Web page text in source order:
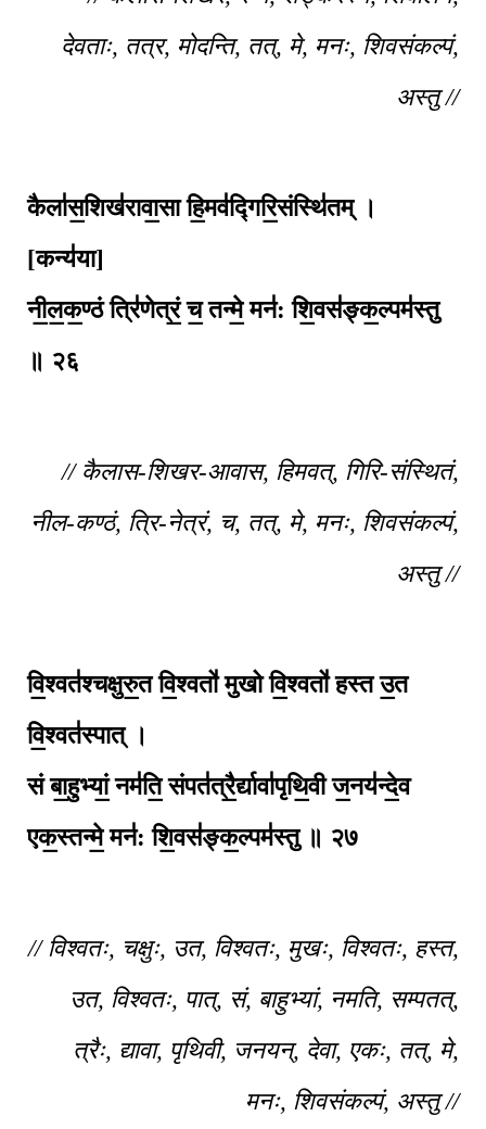
देवताः, तत्र, मोदन्ति, तत्, मे, मनः, शिवसंकल्पं,
अस्तु //
कैला॑स॒शिख॑रावा॒सा हि॒मव॑द्गिरि॒संस्थि॑तम् ।
[कन्य॑या]
नी॒ल॒क॒ण्ठं त्रि॑णेत्रं॒ च॒ तन्मे॒ मन॑: शि॒वस॑ङ्क॒ल्पम॑स्तु
॥ २६
// कैलास-शिखर-आवास, हिमवत्, गिरि-संस्थितं,
नील-कण्ठं, त्रि-नेत्रं, च, तत्, मे, मनः, शिवसंकल्पं,
अस्तु //
वि॒श्वत॑श्चक्षुरु॒त वि॒श्वतो॑ मुखो वि॒श्वतो॑ हस्त उ॒त
वि॒श्वत॑स्पात् ।
सं बा॒हुभ्यां॒ नम॑ति॒ संपत॑त्रै॒र्द्यावा॑पृथि॒वी ज॒नय॑न्दे॒व
एक॒स्तन्मे॒ मन॑: शि॒वस॑ङ्क॒ल्पम॑स्तु ॥ २७
// विश्वतः, चक्षुः, उत, विश्वतः, मुखः, विश्वतः, हस्त,
उत, विश्वतः, पात्, सं, बाहुभ्यां, नमति, सम्पतत्,
त्रैः, द्यावा, पृथिवी, जनयन्, देवा, एकः, तत्, मे,
मनः, शिवसंकल्पं, अस्तु //